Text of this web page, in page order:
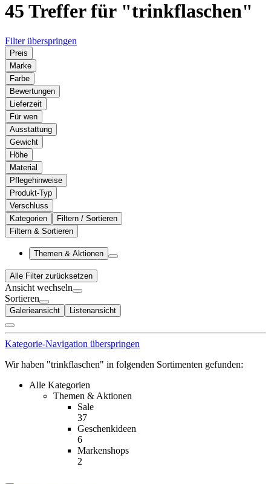
45 Treffer für "trinkflaschen"
Filter überspringen
Preis
Marke
Farbe
Bewertungen
Lieferzeit
Für wen
Ausstattung
Gewicht
Höhe
Material
Pflegehinweise
Produkt-Typ
Verschluss
Kategorien
Filtern / Sortieren
Filtern & Sortieren
Themen & Aktionen
Alle Filter zurücksetzen
Ansicht wechseln
Sortieren
Galerieansicht Listenansicht
Kategorie-Navigation überspringen
Wir haben "trinkflaschen" in folgenden Sortimenten gefunden:
Alle Kategorien
Themen & Aktionen
Sale
37
Geschenkideen
6
Markenshops
2